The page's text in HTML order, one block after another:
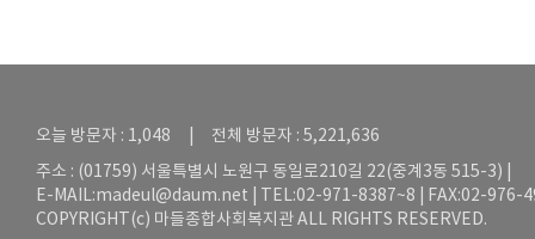
오늘 방문자 : 1,048 | 전체 방문자 : 5,221,636
주소 : (01759) 서울특별시 노원구 동일로210길 22(중계3동 515-3) |
E-MAIL:madeul@daum.net | TEL:02-971-8387~8 | FAX:02-976-
COPYRIGHT(c) 마들종합사회복지관 ALL RIGHTS RESERVED.